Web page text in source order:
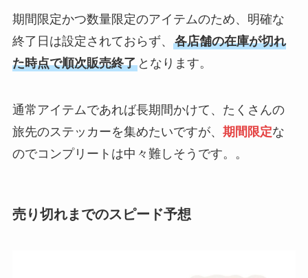
期間限定かつ数量限定のアイテムのため、明確な
終了日は設定されておらず、 各店舗の在庫が切れ
た時点で順次販売終了となります。
通常アイテムであれば長期間かけて、たくさんの
旅先のステッカーを集めたいですが、 期間限定な
のでコンプリートは中々難しそうです。。
売り切れまでのスピード予想